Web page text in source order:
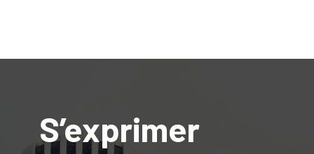
S’exprimer